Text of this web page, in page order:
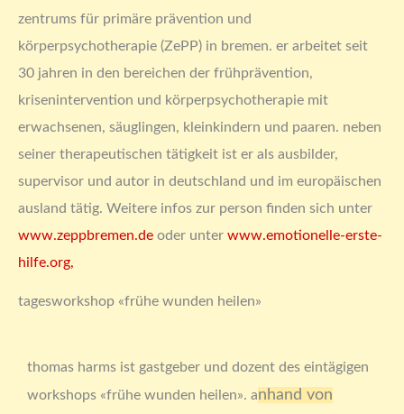
zentrums für primäre prävention und
körperpsychotherapie (ZePP) in bremen. er arbeitet seit
30 jahren in den bereichen der frühprävention,
krisenintervention und körperpsychotherapie mit
erwachsenen, säuglingen, kleinkindern und paaren. neben
seiner therapeutischen tätigkeit ist er als ausbilder,
supervisor und autor in deutschland und im europäischen
ausland tätig. Weitere infos zur person finden sich unter
www.zeppbremen.de oder unter www.emotionelle-erste-
hilfe.org,
tagesworkshop «frühe wunden heilen»
thomas harms ist gastgeber und dozent des eintägigen
workshops «frühe wunden heilen». anhand von